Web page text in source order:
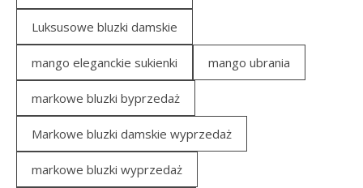
Luksusowe bluzki damskie
mango eleganckie sukienki mango ubrania
markowe bluzki byprzedaż
Markowe bluzki damskie wyprzedaż
markowe bluzki wyprzedaż